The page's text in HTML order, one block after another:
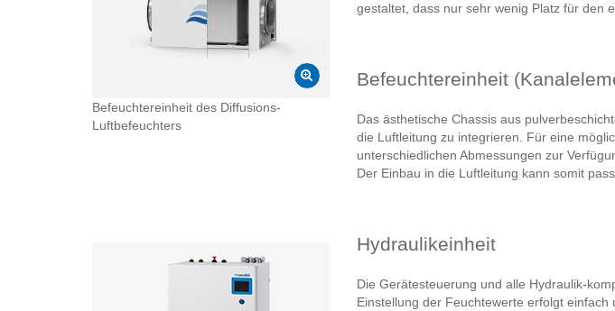
Befeuchtereinheit des Diffusions-
Luftbefeuchters
gestaltet, dass nur sehr wenig Platz für den
Befeuchtereinheit
Das ästhetische Chassis aus
die Luftleitung zu integrieren. Für eine
unterschiedlichen Abmessungen zur
Der Einbau in die Luftleitung kann somit
Hydraulikeinheit
Die Gerätesteuerung und alle Hydraulik-
Einstellung der Feuchtewerte erfolgt